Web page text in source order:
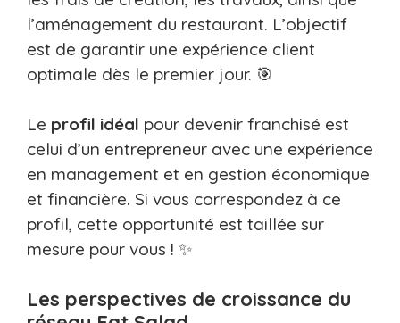
l’aménagement du restaurant. L’objectif
est de garantir une expérience client
optimale dès le premier jour. 🎯
Le profil idéal pour devenir franchisé est
celui d’un entrepreneur avec une expérience
en management et en gestion économique
et financière. Si vous correspondez à ce
profil, cette opportunité est taillée sur
mesure pour vous ! ✨
Les perspectives de croissance du